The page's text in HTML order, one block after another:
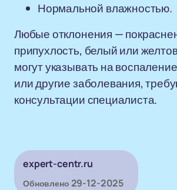
Нормальной влажностью.
Любые отклонения —
припухлость, белый или
могут указывать на
или другие заболевания,
консультации специалиста.
expert-centr.ru
Обновлено 29-12-2025